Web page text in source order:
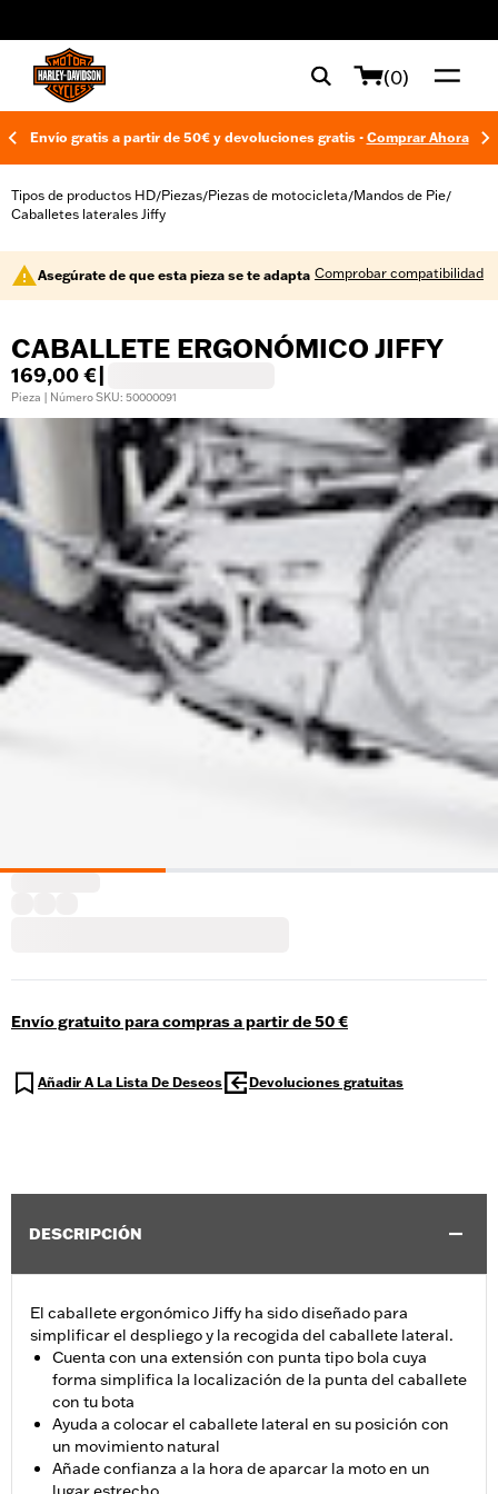
(0)
Envío gratis a partir de 50€ y devoluciones gratis - Comprar Ahora
Tipos de productos HD/Piezas/Piezas de motocicleta/Mandos de Pie/
Caballetes laterales Jiffy
Asegúrate de que esta pieza se te adapta Comprobar compatibilidad
CABALLETE ERGONÓMICO JIFFY
169,00 €
Pieza | Número SKU: 50000091
Envío gratuito para compras a partir de 50 €
Añadir A La Lista De Deseos Devoluciones gratuitas
DESCRIPCIÓN
El caballete ergonómico Jiffy ha sido diseñado para
simplificar el despliego y la recogida del caballete lateral.
Cuenta con una extensión con punta tipo bola cuya
forma simplifica la localización de la punta del caballete
con tu bota
Ayuda a colocar el caballete lateral en su posición con
un movimiento natural
Añade confianza a la hora de aparcar la moto en un